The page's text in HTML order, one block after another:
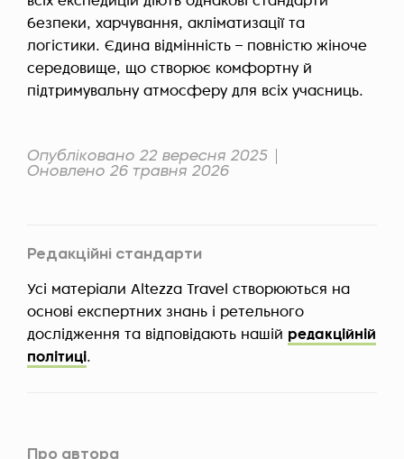
безпеки, харчування, акліматизації та
логістики. Єдина відмінність – повністю жіноче
середовище, що створює комфортну й
підтримувальну атмосферу для всіх учасниць.
Опубліковано 22 вересня 2025
Оновлено 26 травня 2026
Редакційні стандарти
Усі матеріали Altezza Travel створюються на
основі експертних знань і ретельного
дослідження та відповідають нашій редакційній
політиці.
Про автора